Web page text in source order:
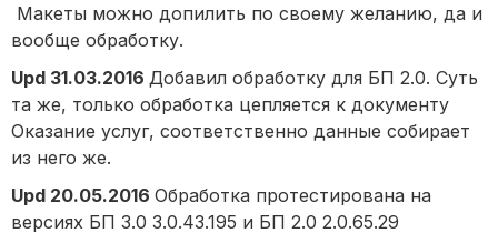
Макеты можно допилить по своему желанию, да и
вообще обработку.
Upd 31.03.2016 Добавил обработку для БП 2.0. Суть
та же, только обработка цепляется к документу
Оказание услуг, соответственно данные собирает
из него же.
Upd 20.05.2016 Обработка протестирована на
версиях БП 3.0 3.0.43.195 и БП 2.0 2.0.65.29